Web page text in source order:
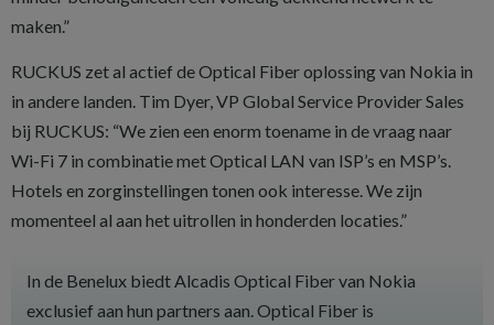
maken.”
RUCKUS zet al actief de Optical Fiber oplossing van Nokia in
in andere landen. Tim Dyer, VP Global Service Provider Sales
bij RUCKUS: “We zien een enorm toename in de vraag naar
Wi-Fi 7 in combinatie met Optical LAN van ISP’s en MSP’s.
Hotels en zorginstellingen tonen ook interesse. We zijn
momenteel al aan het uitrollen in honderden locaties.”
In de Benelux biedt Alcadis Optical Fiber van Nokia
exclusief aan hun partners aan. Optical Fiber is